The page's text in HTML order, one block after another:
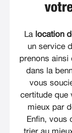
La location
un service
prenons ainsi
dans la
vous
certitude que
mieux par
Enfin, vous
trier au